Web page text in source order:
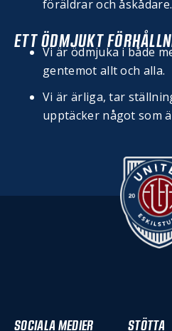
föräldrar och åskådare.
ETT ÖDMJUKT
Vi är ödmjuka i både
gentemot allt och alla.
Vi är ärliga, tar
upptäcker något som
SOCIALA MEDIER STÖTTA